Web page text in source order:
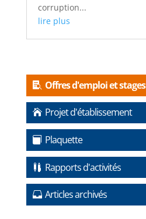
corruption...
lire plus
Offres d'emploi et stages
Projet d'établissement
Plaquette
Rapports d'activités
Articles archivés